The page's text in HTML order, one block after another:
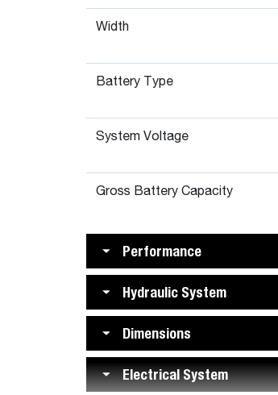
Width
Battery Type
System Voltage
Gross Battery Capacity
Performance
Hydraulic System
Dimensions
Electrical System